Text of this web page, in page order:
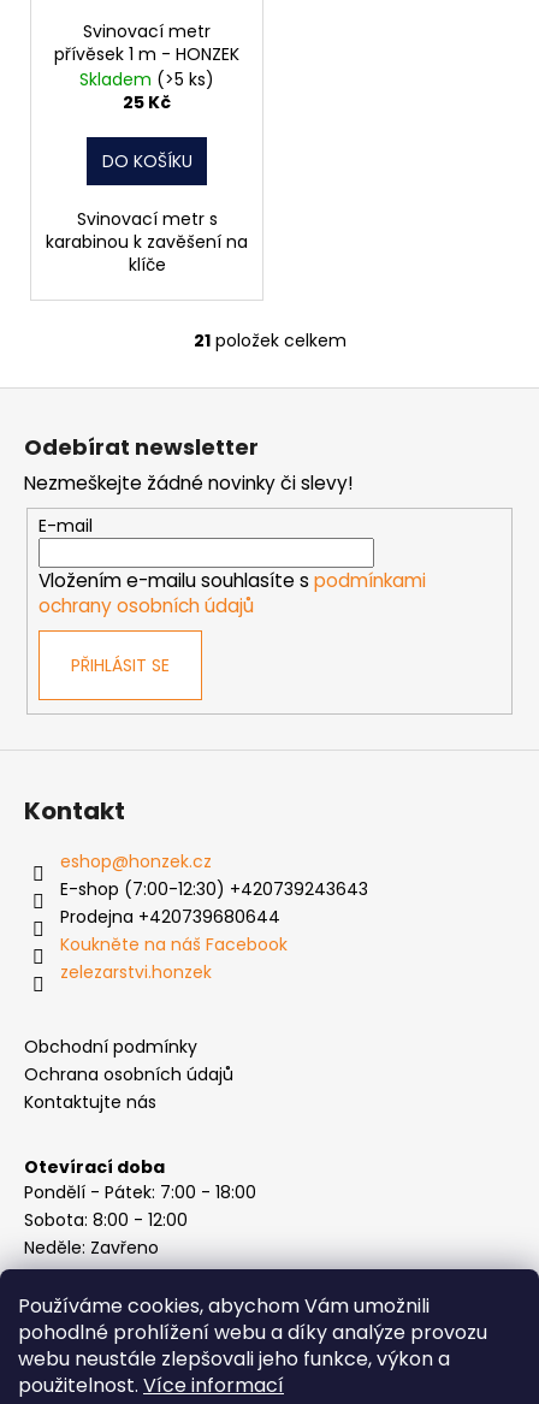
Používáme cookies, abychom Vám umožnili
pohodlné prohlížení webu a díky analýze provozu
webu neustále zlepšovali jeho funkce, výkon a
použitelnost. Více informací
Svinovací metr
přívěsek 1 m - HONZEK
Skladem (>5 ks)
25 Kč
DO KOŠÍKU
Svinovací metr s
karabinou k zavěšení na
klíče
O
v
a
c
í
p
r
ý
p
21položek celkem
Odebírat newsletter
Nezmeškejte žádné novinky či slevy!
E-mail
Vložením e-mailu souhlasíte s podmínkami
ochrany osobních údajů
PŘIHLÁSIT SE
Kontakt
eshop@honzek.cz
E-shop (7:00-12:30) +420739243643
Prodejna +420739680644
Koukněte na náš Facebook
zelezarstvi.honzek
Obchodní podmínky
Ochrana osobních údajů
Kontaktujte nás
Otevírací doba
Pondělí - Pátek: 7:00 - 18:00
Sobota: 8:00 - 12:00
Neděle: Zavřeno
Instagram